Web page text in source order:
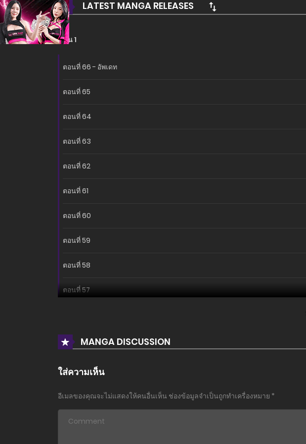
LATEST MANGA RELEASES
ซีซั่น 1
ตอนที่ 66 - อัพเดท
ตอนที่ 65
ตอนที่ 64
ตอนที่ 63
ตอนที่ 62
ตอนที่ 61
ตอนที่ 60
ตอนที่ 59
ตอนที่ 58
ตอนที่ 57
ตอนที่ 55MANGA DISCUSSION
ใส่ความเห็น
อีเมลของคุณจะไม่แสดงให้คนอื่นเห็น ช่องข้อมูลจำเป็นถูกทำเครื่องหมาย *